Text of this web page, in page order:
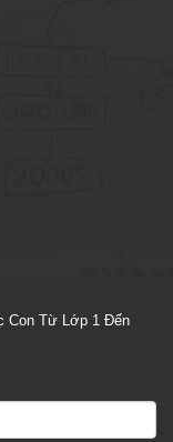
Con Từ Lớp 1 Đến